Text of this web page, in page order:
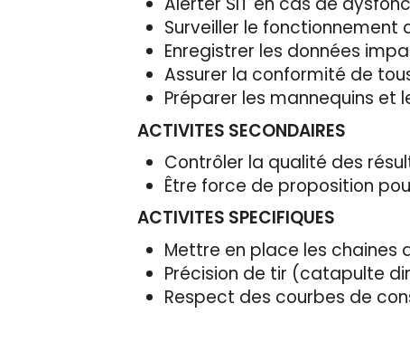
Surveiller le fonctionnement
Enregistrer les données
Assurer la conformité de
Préparer les mannequins et
ACTIVITES SECONDAIRES
Contrôler la qualité des
Être force de proposition
ACTIVITES SPECIFIQUES
Mettre en place les chaines
Précision de tir (catapulte
Respect des courbes de